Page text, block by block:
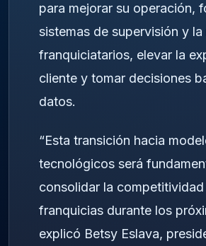
para mejorar su operación,
sistemas de supervisión y
franquiciatarios, elevar la
cliente y tomar decisiones
datos.
“Esta transición hacia
tecnológicos será
consolidar la
franquicias durante los
explicó Betsy Eslava,